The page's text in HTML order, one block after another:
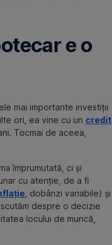
e o
mai importante investiții
ori, ea vine cu un credit
Tocmai de aceea,
împrumutată, ci și
cu atenție, de a fi
, dobânzi variabile) și
despre o decizie
locului de muncă,